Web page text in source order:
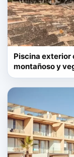
Piscina exterior
montañoso y